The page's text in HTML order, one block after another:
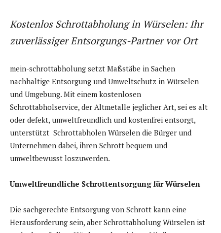
Kostenlos Schrottabholung in Würselen: Ihr
zuverlässiger Entsorgungs-Partner vor Ort
mein-schrottabholung setzt Maßstäbe in Sachen
nachhaltige Entsorgung und Umweltschutz in Würselen
und Umgebung. Mit einem kostenlosen
Schrottabholservice, der Altmetalle jeglicher Art, sei es alt
oder defekt, umweltfreundlich und kostenfrei entsorgt,
unterstützt Schrottabholen Würselen die Bürger und
Unternehmen dabei, ihren Schrott bequem und
umweltbewusst loszuwerden.
Umweltfreundliche Schrottentsorgung für Würselen
Die sachgerechte Entsorgung von Schrott kann eine
Herausforderung sein, aber Schrottabholung Würselen ist